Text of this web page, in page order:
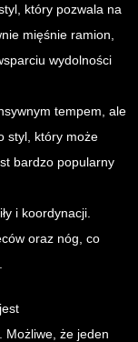
który pozwala na
mięśnie ramion,
wydolności
tempem, ale
styl, który może
bardzo popularny
i koordynacji.
oraz nóg, co
. Możliwe, że jeden